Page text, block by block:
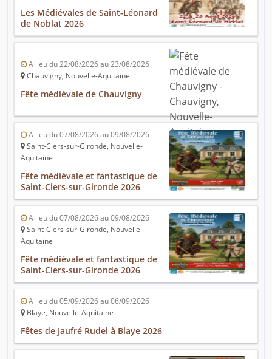
Les Médiévales de Saint-Léonard
de Noblat 2026
A lieu du 22/08/2026 au 23/08/2026
Chauvigny, Nouvelle-Aquitaine
Fête médiévale de Chauvigny
A lieu du 07/08/2026 au 09/08/2026
Saint-Ciers-sur-Gironde, Nouvelle-
Aquitaine
Fête médiévale et fantastique de
Saint-Ciers-sur-Gironde 2026
A lieu du 07/08/2026 au 09/08/2026
Saint-Ciers-sur-Gironde, Nouvelle-
Aquitaine
Fête médiévale et fantastique de
Saint-Ciers-sur-Gironde 2026
A lieu du 05/09/2026 au 06/09/2026
Blaye, Nouvelle-Aquitaine
Fêtes de Jaufré Rudel à Blaye 2026